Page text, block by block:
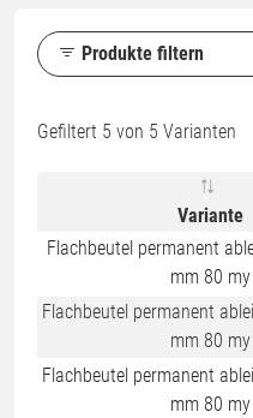
Produkte filtern
Gefiltert 5 von 5 Varianten
Variante
Flachbeutel permanent
mm 80 my
Flachbeutel permanent
mm 80 my
Flachbeutel permanent
mm 80 my